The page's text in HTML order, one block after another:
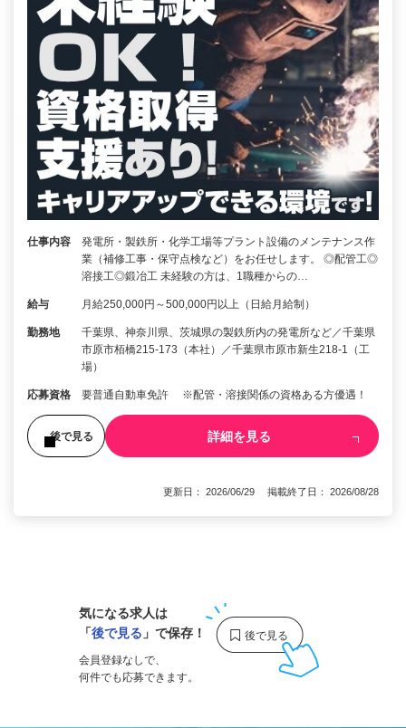
仕事内容
発電所・製鉄所・化学工場等プラント設備のメンテナンス作
業（補修工事・保守点検など）をお任せします。 ◎配管工◎
溶接工◎鍛冶工 未経験の方は、1職種からの…
給与 月給250,000円～500,000円以上（日給月給制）
勤務地
千葉県、神奈川県、茨城県の製鉄所内の発電所など／千葉県
市原市栢橋215-173（本社）／千葉県市原市新生218-1（工
場）
応募資格 要普通自動車免許 ※配管・溶接関係の資格ある方優遇！
後で見る 詳細を見る
更新日： 2026/06/29 掲載終了日： 2026/08/28
気になる求人は
「後で見る 」で保存！
会員登録なしで、
何件でも応募できます。